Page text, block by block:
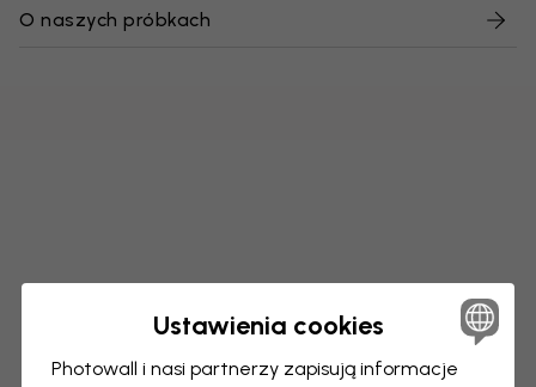
O naszych próbkach
Ustawienia cookies
Photowall i nasi partnerzy zapisują informacje